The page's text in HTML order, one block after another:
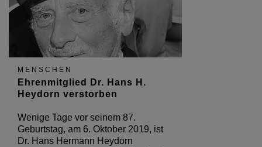
MENSCHEN
Ehrenmitglied Dr. Hans H.
Heydorn verstorben
Wenige Tage vor seinem 87.
Geburtstag, am 6. Oktober 2019, ist
Dr. Hans Hermann Heydorn